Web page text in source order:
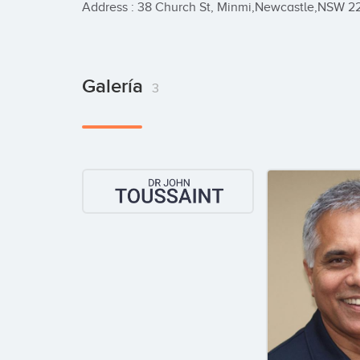
Address : 38 Church St, Minmi,Newcastle,NSW
Galería 3